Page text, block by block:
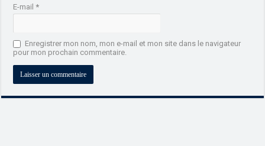
E-mail*
Enregistrer mon nom, mon e-mail et mon site dans le navigateur
pour mon prochain commentaire.